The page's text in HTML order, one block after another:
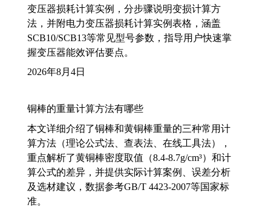
变压器损耗计算实例，分步骤说明变损计算方
法，并附电力变压器损耗计算实例表格，涵盖
SCB10/SCB13等常见型号参数，指导用户快速掌
握变压器能效评估要点。
2026年8月4日
铜棒的重量计算方法有哪些
本文详细介绍了铜棒和黄铜棒重量的三种常用计
算方法（理论公式法、查表法、在线工具法），
重点解析了黄铜棒密度取值（8.4-8.7g/cm³）和计
算公式的差异，并提供实际计算案例、误差分析
及选材建议，数据参考GB/T 4423-2007等国家标
准。